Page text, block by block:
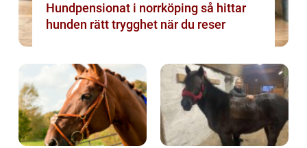
Hundpensionat i norrköping så hittar
hunden rätt trygghet när du reser